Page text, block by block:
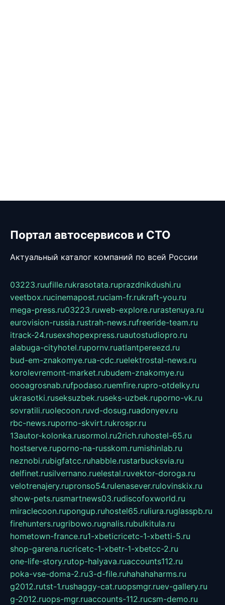
Портал автосервисов и СТО
Актуальный каталог компаний по всей России
03223.ruufille.rukrasotata.ruprazdnikdushi.ru
veetbox.rucinemapost.ruciam-fr.rukraft-you.ru
mega-press.ru03223.ruweb-explore.rurastenuya.ru
eurovision-russia.rustrah-news.rufreeride-team.ru
itrack-24.rusexshopexpress.ruautostudiopro.ru
alabuga-cityhotel.rupornv.ruatlantpereezd.ru
bud-em-znakomye.rua-cdc.ruelektrostal-news.ru
korolevremont-market.rubudem-znakomye.ru
oooagrosnab.rufpodaso.ruemfire.rupro-otdelky.ru
ukrasotki.ruseksuzbek.ruseks-uzbek.ruporno-vk.ru
sovratili.ruolecoon.ruvd-dosug.ruadonyev.ru
rbc-news.ruporno-skvirt.rukrospr.ru
13autor-kolonka.rusormol.ru2rich.ruhostel-65.ru
hostserve.ruporno-na-russkom.rumishinlab.ru
neznobi.rubigfatcc.ruhabble.rustarbucksvia.ru
delfinet.rusilvernano.ruelestal.ruvektor-doroga.ru
velotrenajery.rupronso54.rulenasever.rulovinskix.ru
show-pets.rusmartnews03.rudiscofoxworld.ru
miraclecoon.rupongup.ruhostel65.ruliura.ruglasspb.ru
firehunters.rugribowo.rugnalis.rubulkitula.ru
hometown-france.ru1-xbeticricetc-1-xbetti-5.ru
shop-garena.rucricetc-1-xbetr-1-xbetcc-2.ru
one-life-story.rutop-halyava.ruaccounts112.ru
poka-vse-doma-2.ru3-d-file.ruhahahaharms.ru
g2012.rutst-1.rushaggy-cat.ruopsmgr.ruev-gallery.ru
g-2012.ruops-mgr.ruaccounts-112.rucsm-demo.ru